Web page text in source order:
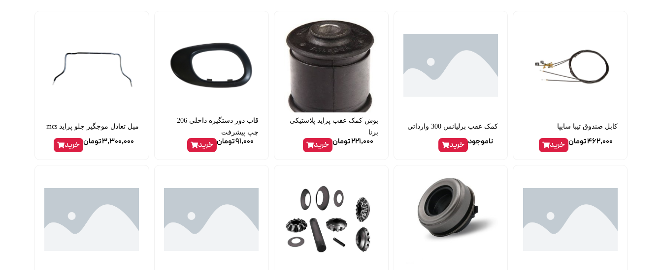
کابل صندوق تیبا سایپا
462,000تومان خرید
کمک عقب برلیانس 300 وارداتی
ناموجود خرید
بوش کمک عقب پراید پلاستیکی
برنا
221,000تومان خرید
قاب دور دستگیره داخلی 206
چپ پیشرفت
91,000تومان خرید
میل تعادل موجگیر جلو پراید mcs
3,300,000تومان خرید